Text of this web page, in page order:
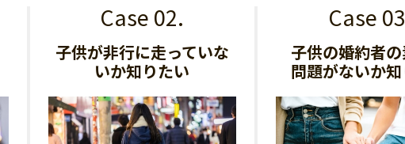
子供が非行に走っていな
いか知りたい
子供の婚約者
問題がないか